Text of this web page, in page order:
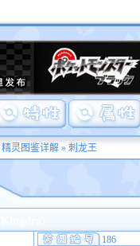
精灵图鉴详解» 刺龙王
186